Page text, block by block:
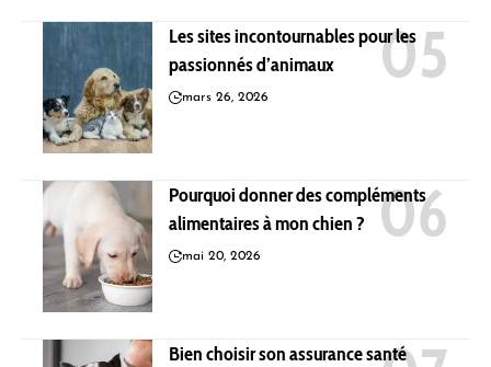
Les sites incontournables pour les
passionnés d’animaux
mars 26, 2026
Pourquoi donner des compléments
alimentaires à mon chien ?
mai 20, 2026
Bien choisir son assurance santé